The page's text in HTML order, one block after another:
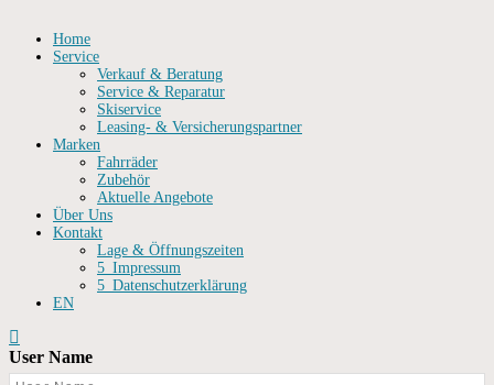
Home
Service
Verkauf & Beratung
Service & Reparatur
Skiservice
Leasing- & Versicherungspartner
Marken
Fahrräder
Zubehör
Aktuelle Angebote
Über Uns
Kontakt
Lage & Öffnungszeiten
5_Impressum
5_Datenschutzerklärung
EN
User Name